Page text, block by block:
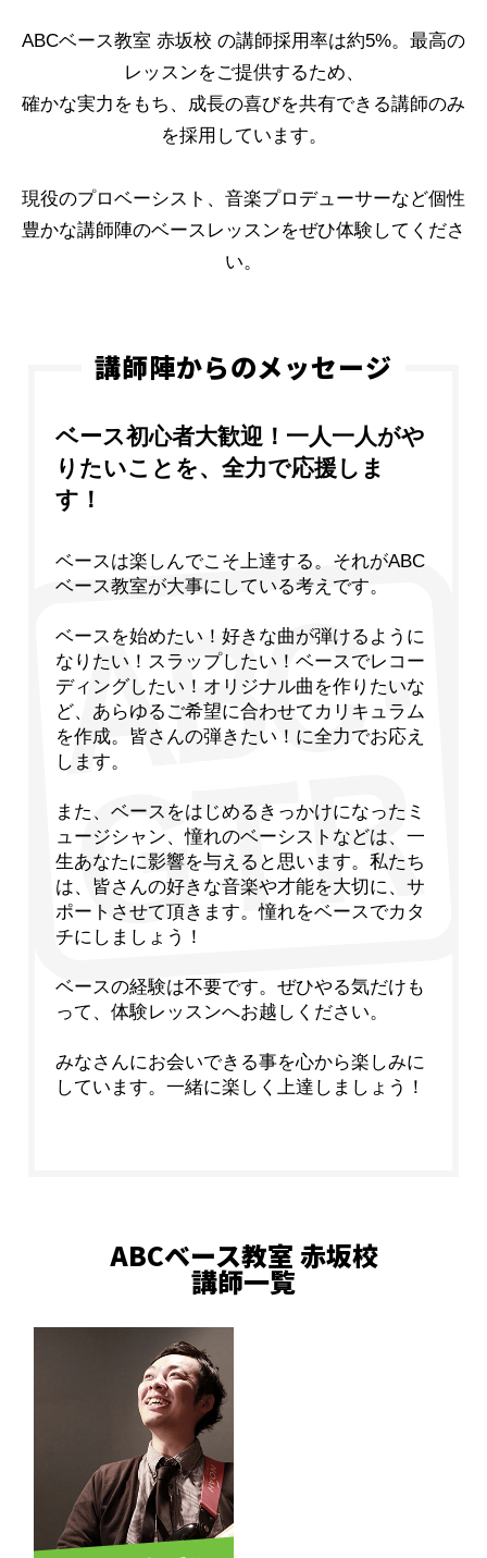
ABCベース教室 赤坂校 の講師採用率は約5%。最高の
レッスンをご提供するため、
確かな実力をもち、成長の喜びを共有できる講師のみ
を採用しています。
現役のプロベーシスト、音楽プロデューサーなど個性
豊かな講師陣のベースレッスンをぜひ体験してくださ
い。
講師陣からのメッセージ
ベース初心者大歓迎！一人一人がや
りたいことを、全力で応援しま
す！
ベースは楽しんでこそ上達する。それがABC
ベース教室が大事にしている考えです。
ベースを始めたい！好きな曲が弾けるように
なりたい！スラップしたい！ベースでレコー
ディングしたい！オリジナル曲を作りたいな
ど、あらゆるご希望に合わせてカリキュラム
を作成。皆さんの弾きたい！に全力でお応え
します。
また、ベースをはじめるきっかけになったミ
ュージシャン、憧れのベーシストなどは、一
生あなたに影響を与えると思います。私たち
は、皆さんの好きな音楽や才能を大切に、サ
ポートさせて頂きます。憧れをベースでカタ
チにしましょう！
ベースの経験は不要です。ぜひやる気だけも
って、体験レッスンへお越しください。
みなさんにお会いできる事を心から楽しみに
しています。一緒に楽しく上達しましょう！
ABCベース教室 赤坂校
講師一覧